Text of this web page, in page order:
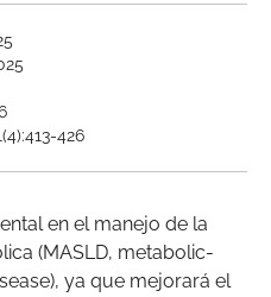
426
en el manejo de la
(MASLD, metabolic-
ya que mejorará el